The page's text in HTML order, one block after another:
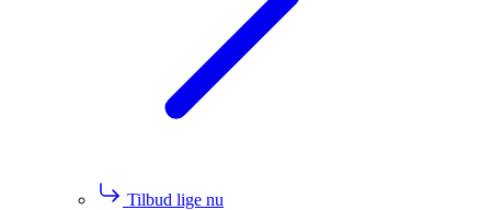
Tilbud lige nu